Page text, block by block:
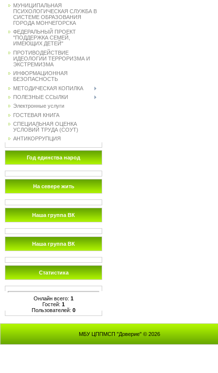
МУНИЦИПАЛЬНАЯ
ПСИХОЛОГИЧЕСКАЯ СЛУЖБА В
СИСТЕМЕ ОБРАЗОВАНИЯ
ГОРОДА МОНЧЕГОРСКА
ФЕДЕРАЛЬНЫЙ ПРОЕКТ
"ПОДДЕРЖКА СЕМЕЙ,
ИМЕЮЩИХ ДЕТЕЙ"
ПРОТИВОДЕЙСТВИЕ
ИДЕОЛОГИИ ТЕРРОРИЗМА И
ЭКСТРЕМИЗМА
ИНФОРМАЦИОННАЯ
БЕЗОПАСНОСТЬ
МЕТОДИЧЕСКАЯ КОПИЛКА
ПОЛЕЗНЫЕ ССЫЛКИ
Электронные услуги
ГОСТЕВАЯ КНИГА
СПЕЦИАЛЬНАЯ ОЦЕНКА
УСЛОВИЙ ТРУДА (СОУТ)
АНТИКОРРУПЦИЯ
Год единства народ
На севере жить
Наша группа ВК
Наша группа ВК
Статистика
Онлайн всего: 1
Гостей: 1
Пользователей: 0
МБУ ЦППМСП "Доверие" © 2026